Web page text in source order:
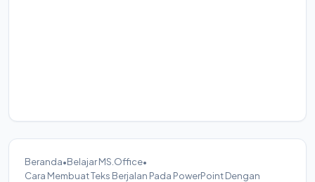
Beranda•Belajar MS.Office•
Cara Membuat Teks Berjalan Pada PowerPoint Dengan